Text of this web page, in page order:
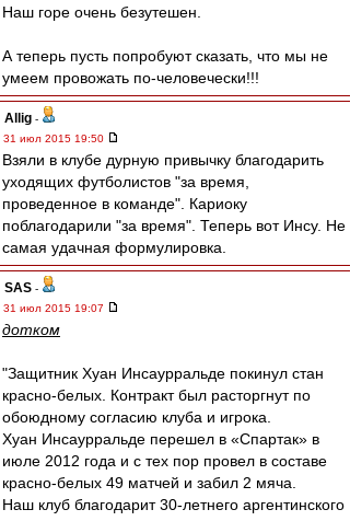
Наш горе очень безутешен.
А теперь пусть попробуют сказать, что мы не
умеем провожать по-человечески!!!
Allig -
31 июл 2015 19:50
Взяли в клубе дурную привычку благодарить
уходящих футболистов "за время,
проведенное в команде". Кариоку
поблагодарили "за время". Теперь вот Инсу. Не
самая удачная формулировка.
SAS -
31 июл 2015 19:07
дотком
"Защитник Хуан Инсаурральде покинул стан
красно-белых. Контракт был расторгнут по
обоюдному согласию клуба и игрока.
Хуан Инсаурральде перешел в «Спартак» в
июле 2012 года и с тех пор провел в составе
красно-белых 49 матчей и забил 2 мяча.
Наш клуб благодарит 30-летнего аргентинского